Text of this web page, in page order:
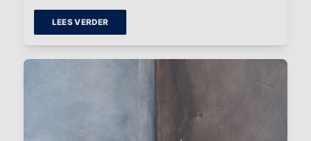
LEES VERDER